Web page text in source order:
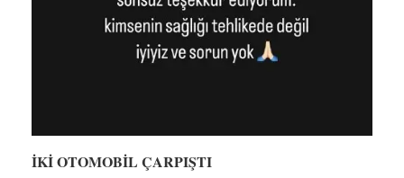
İKİ OTOMOBİL ÇARPIŞTI